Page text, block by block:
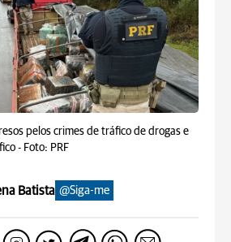
pelos crimes de tráfico de drogas e
- Foto: PRF
Batista @Siga-me